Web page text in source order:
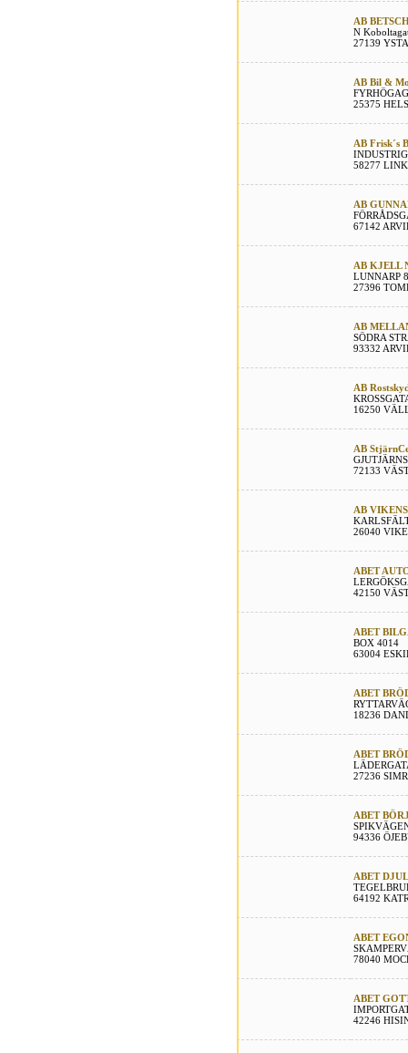
AB
N
27139
AB Bil &
25375
AB Frisk´s
58277
AB
67142
AB KJELL
LUNNARP
27396
AB
SÖDRA
93332
AB
16250
AB
72133
AB
26040
ABET
42150
ABET
BOX 4014
63004
ABET
18236
ABET
27236
ABET
94336
ABET
64192
ABET
78040
ABET
42246